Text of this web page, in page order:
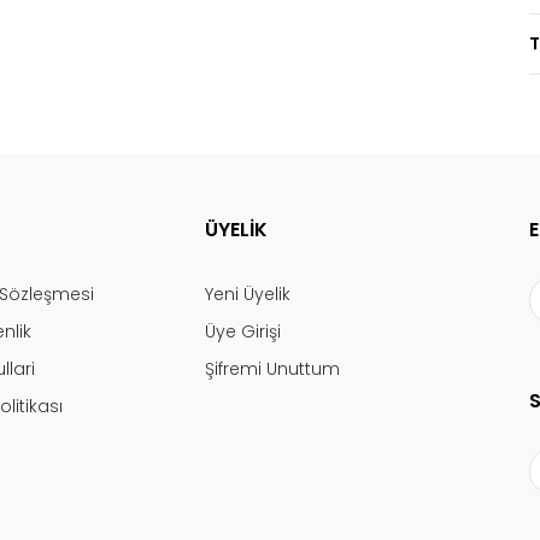
ÜYELİK
Yeni Üyelik
Üye Girişi
Şifremi Unuttum